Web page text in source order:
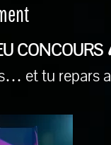
CONCOURS
et tu repars